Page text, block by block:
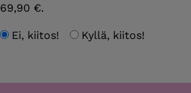
69,90 €.
Ei, kiitos! Kyllä, kiitos!